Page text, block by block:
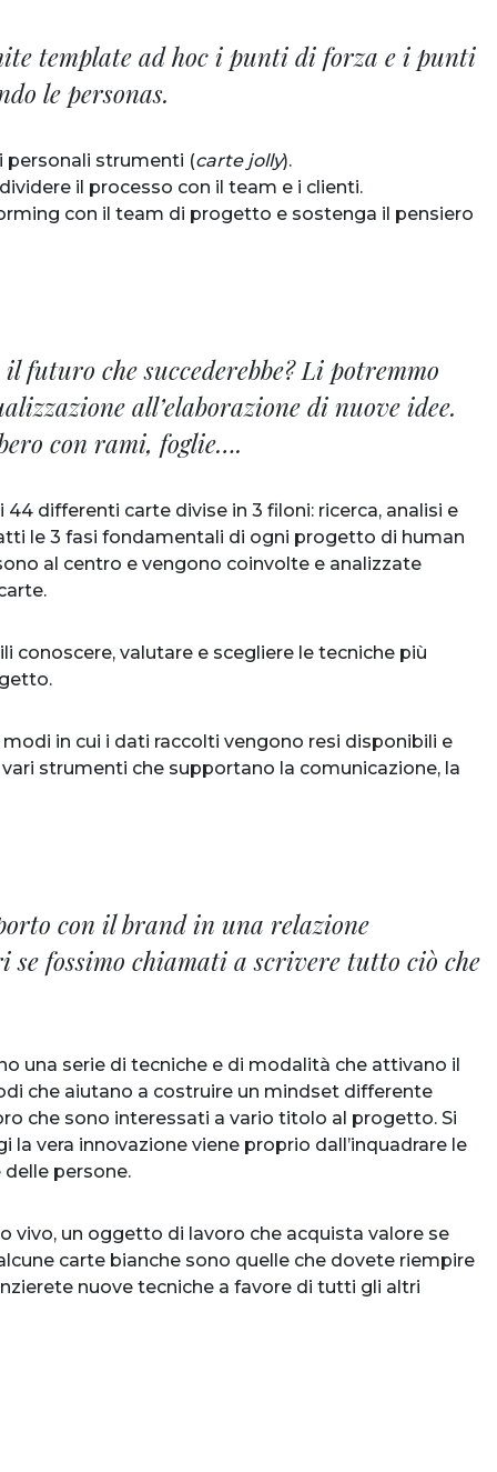
template ad hoc i punti di forza e i punti
le personas.
personali strumenti (carte jolly).
il processo con il team e i clienti.
con il team di progetto e sostenga il pensiero
futuro che succederebbe? Li potremmo
all’elaborazione di nuove idee.
con rami, foglie….
differenti carte divise in 3 filoni: ricerca, analisi e
le 3 fasi fondamentali di ogni progetto di human
al centro e vengono coinvolte e analizzate
conoscere, valutare e scegliere le tecniche più
in cui i dati raccolti vengono resi disponibili e
strumenti che supportano la comunicazione, la
con il brand in una relazione
se fossimo chiamati a scrivere tutto ciò che
una serie di tecniche e di modalità che attivano il
che aiutano a costruire un mindset differente
che sono interessati a vario titolo al progetto. Si
vera innovazione viene proprio dall’inquadrare le
persone.
vivo, un oggetto di lavoro che acquista valore se
carte bianche sono quelle che dovete riempire
nuove tecniche a favore di tutti gli altri